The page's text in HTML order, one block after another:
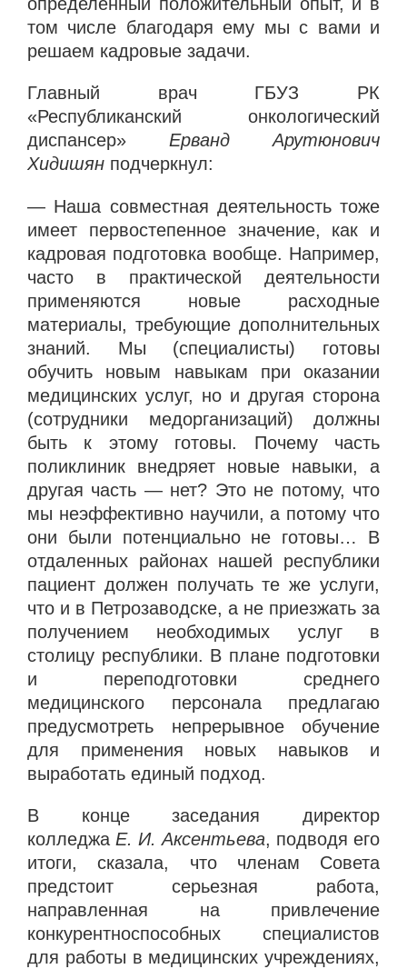
том числе благодаря ему мы с вами и
решаем кадровые задачи.
Главный врач ГБУЗ РК
«Республиканский онкологический
диспансер» Ерванд Арутюнович
Хидишян подчеркнул:
— Наша совместная деятельность тоже
имеет первостепенное значение, как и
кадровая подготовка вообще. Например,
часто в практической деятельности
применяются новые расходные
материалы, требующие дополнительных
знаний. Мы (специалисты) готовы
обучить новым навыкам при оказании
медицинских услуг, но и другая сторона
(сотрудники медорганизаций) должны
быть к этому готовы. Почему часть
поликлиник внедряет новые навыки, а
другая часть — нет? Это не потому, что
мы неэффективно научили, а потому что
они были потенциально не готовы… В
отдаленных районах нашей республики
пациент должен получать те же услуги,
что и в Петрозаводске, а не приезжать за
получением необходимых услуг в
столицу республики. В плане подготовки
и переподготовки среднего
медицинского персонала предлагаю
предусмотреть непрерывное обучение
для применения новых навыков и
выработать единый подход.
В конце заседания директор
колледжа Е. И. Аксентьева, подводя его
итоги, сказала, что членам Совета
предстоит серьезная работа,
направленная на привлечение
конкурентноспособных специалистов
для работы в медицинских учреждениях,